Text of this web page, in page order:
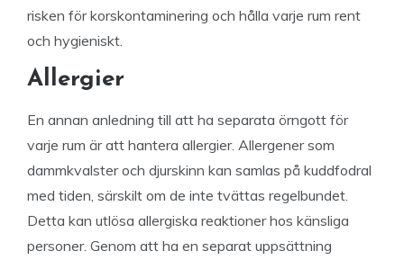
risken för korskontaminering och hålla varje rum rent
och hygieniskt.
Allergier
En annan anledning till att ha separata örngott för
varje rum är att hantera allergier. Allergener som
dammkvalster och djurskinn kan samlas på kuddfodral
med tiden, särskilt om de inte tvättas regelbundet.
Detta kan utlösa allergiska reaktioner hos känsliga
personer. Genom att ha en separat uppsättning